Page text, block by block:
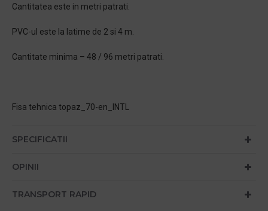
Cantitatea este in metri patrati.
PVC-ul este la latime de 2 si 4 m.
Cantitate minima – 48 / 96 metri patrati.
Fisa tehnica topaz_70-en_INTL
SPECIFICATII
OPINII
TRANSPORT RAPID